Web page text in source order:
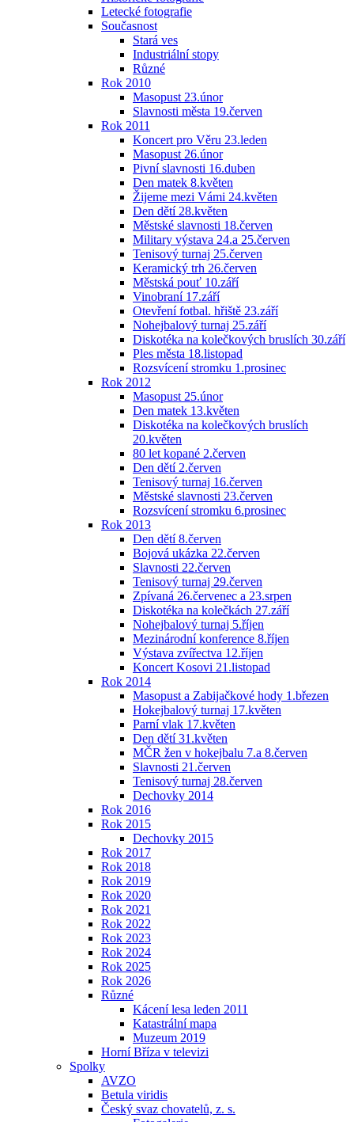
Letecké fotografie
Současnost
Stará ves
Industriální stopy
Různé
Rok 2010
Masopust 23.únor
Slavnosti města 19.červen
Rok 2011
Koncert pro Věru 23.leden
Masopust 26.únor
Pivní slavnosti 16.duben
Den matek 8.květen
Žijeme mezi Vámi 24.květen
Den dětí 28.květen
Městské slavnosti 18.červen
Military výstava 24.a 25.červen
Tenisový turnaj 25.červen
Keramický trh 26.červen
Městská pouť 10.září
Vinobraní 17.září
Otevření fotbal. hřiště 23.září
Nohejbalový turnaj 25.září
Diskotéka na kolečkových bruslích 30.září
Ples města 18.listopad
Rozsvícení stromku 1.prosinec
Rok 2012
Masopust 25.únor
Den matek 13.květen
Diskotéka na kolečkových bruslích
20.květen
80 let kopané 2.červen
Den dětí 2.červen
Tenisový turnaj 16.červen
Městské slavnosti 23.červen
Rozsvícení stromku 6.prosinec
Rok 2013
Den dětí 8.červen
Bojová ukázka 22.červen
Slavnosti 22.červen
Tenisový turnaj 29.červen
Zpívaná 26.červenec a 23.srpen
Diskotéka na kolečkách 27.září
Nohejbalový turnaj 5.říjen
Mezinárodní konference 8.říjen
Výstava zvířectva 12.říjen
Koncert Kosovi 21.listopad
Rok 2014
Masopust a Zabijačkové hody 1.březen
Hokejbalový turnaj 17.květen
Parní vlak 17.květen
Den dětí 31.květen
MČR žen v hokejbalu 7.a 8.červen
Slavnosti 21.červen
Tenisový turnaj 28.červen
Dechovky 2014
Rok 2016
Rok 2015
Dechovky 2015
Rok 2017
Rok 2018
Rok 2019
Rok 2020
Rok 2021
Rok 2022
Rok 2023
Rok 2024
Rok 2025
Rok 2026
Různé
Kácení lesa leden 2011
Katastrální mapa
Muzeum 2019
Horní Bříza v televizi
Spolky
AVZO
Betula viridis
Český svaz chovatelů, z. s.